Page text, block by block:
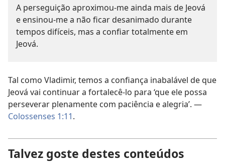
A perseguição aproximou-me ainda mais de Jeová
e ensinou-me a não ficar desanimado durante
tempos difíceis, mas a confiar totalmente em
Jeová.
Tal como Vladimir, temos a confiança inabalável de que
Jeová vai continuar a fortalecê-lo para ‘que ele possa
perseverar plenamente com paciência e alegria’. —
Colossenses 1:11.
Talvez goste destes conteúdos